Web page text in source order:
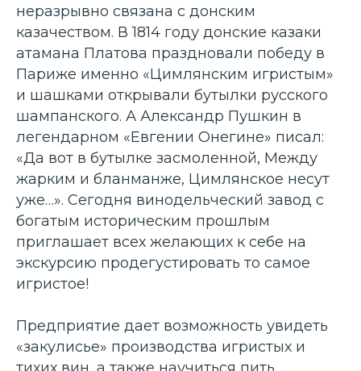
неразрывно связана с донским
казачеством. В 1814 году донские казаки
атамана Платова праздновали победу в
Париже именно «Цимлянским игристым»
и шашками открывали бутылки русского
шампанского. А Александр Пушкин в
легендарном «Евгении Онегине» писал:
«Да вот в бутылке засмоленной, Между
жарким и бланманже, Цимлянское несут
уже…». Сегодня винодельческий завод с
богатым историческим прошлым
приглашает всех желающих к себе на
экскурсию продегустировать то самое
игристое!
Предприятие дает возможность увидеть
«закулисье» производства игристых и
тихих вин, а также научиться пить